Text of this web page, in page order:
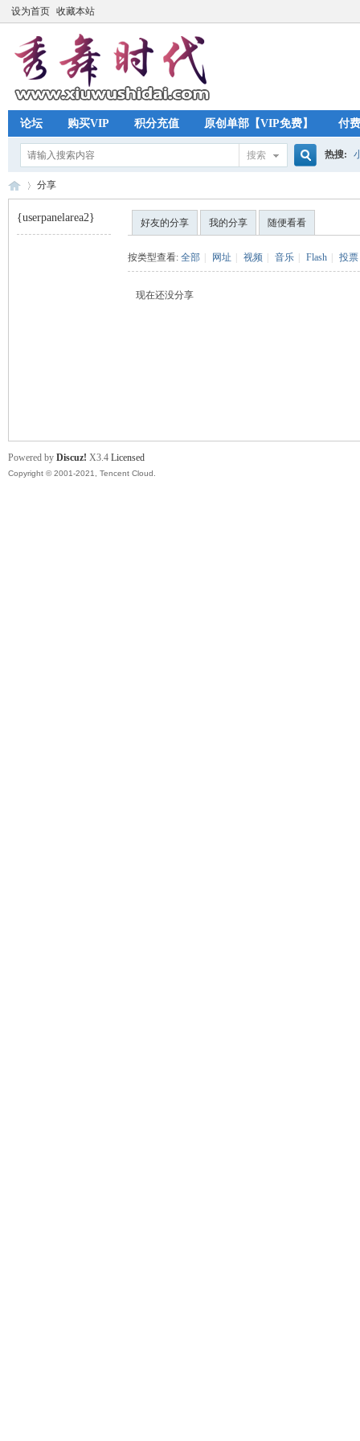
设为首页 收藏本站
论坛 购买VIP 积分充值 原创单部【VIP免费】 付
搜索 热搜:
分享
{userpanelarea2} 好友的分享 我的分享 随便看看
按类型查看: 全部 网址 视频 音乐 Flash 投票
现在还没分享
Powered by Discuz! X3.4 Licensed
Copyright © 2001-2021, Tencent Cloud.